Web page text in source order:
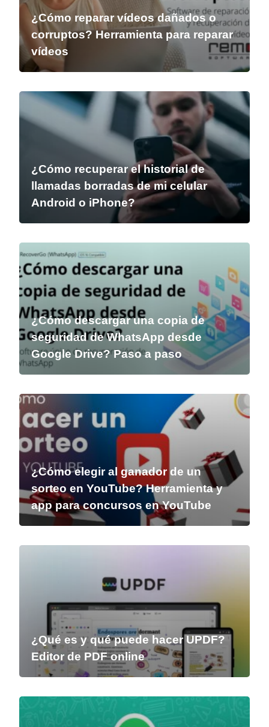
¿Cómo reparar vídeos dañados o
corruptos? Herramienta para reparar
vídeos
¿Cómo recuperar el historial de
llamadas borradas de mi celular
Android o iPhone?
¿Cómo descargar una copia de
seguridad de WhatsApp desde
Google Drive? Paso a paso
¿Cómo elegir al ganador de un
sorteo en YouTube? Herramienta y
app para concursos en YouTube
¿Qué es y qué puede hacer UPDF?
Editor de PDF online